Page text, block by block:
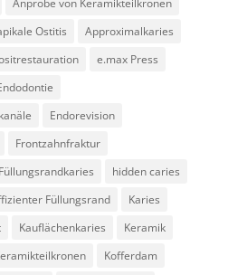
Anprobe von Keramikteilkronen
Ostitis
Approximalkaries
e.max Press
Endorevision
Frontzahnfraktur
Füllungsrandkaries
hidden caries
Füllungsrand
Karies
Kauflächenkaries
Keramik
Kofferdam